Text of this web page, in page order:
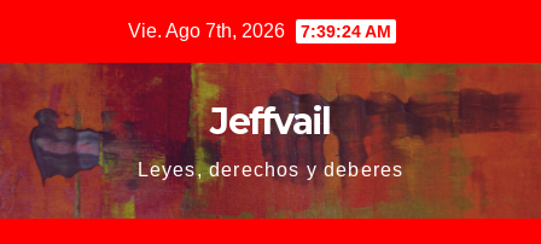
contenido
Vie. Ago 7th, 2026 7:39:24 AM
Jeffvail
Leyes, derechos y deberes